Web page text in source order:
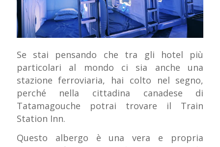
Se stai pensando che tra gli hotel più
particolari al mondo ci sia anche una
stazione ferroviaria, hai colto nel segno,
perché nella cittadina canadese di
Tatamagouche potrai trovare il Train
Station Inn.
Questo albergo è una vera e propria